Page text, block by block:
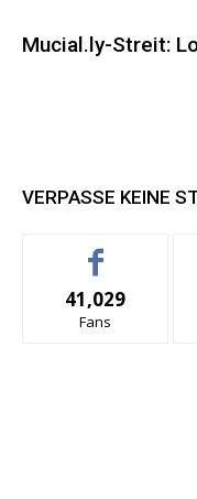
Mucial.ly-Streit:
VERPASSE KEINE
41,029
Fans